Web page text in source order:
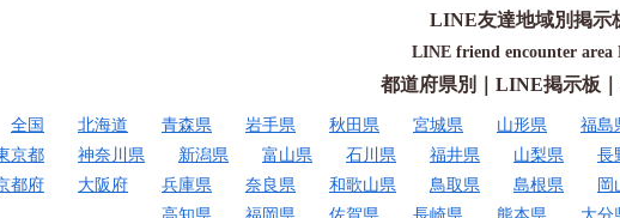
LINE友達地域別掲示
LINE friend encounter area
都道府県別｜LINE掲示板
全国 北海道 青森県 岩手県 秋田県 宮城県 山形県 福島
京都
神奈川県 新潟県 富山県 石川県 福井県 山梨県 長
都府
大阪府 兵庫県 奈良県 和歌山県 鳥取県 島根県 岡